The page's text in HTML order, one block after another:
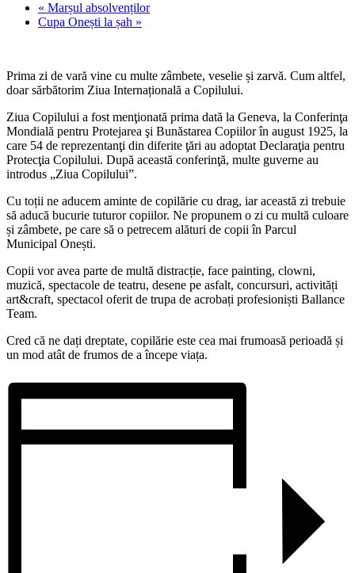
« Marșul absolvenților
Cupa Onești la șah »
Prima zi de vară vine cu multe zâmbete, veselie și zarvă. Cum altfel,
doar sărbătorim Ziua Internațională a Copilului.
Ziua Copilului a fost menţionată prima dată la Geneva, la Conferinţa
Mondială pentru Protejarea şi Bunăstarea Copiilor în august 1925, la
care 54 de reprezentanţi din diferite ţări au adoptat Declaraţia pentru
Protecţia Copilului. După această conferinţă, multe guverne au
introdus „Ziua Copilului”.
Cu toții ne aducem aminte de copilărie cu drag, iar această zi trebuie
să aducă bucurie tuturor copiilor. Ne propunem o zi cu multă culoare
și zâmbete, pe care să o petrecem alături de copii în Parcul
Municipal Onești.
Copii vor avea parte de multă distracție, face painting, clowni,
muzică, spectacole de teatru, desene pe asfalt, concursuri, activități
art&craft, spectacol oferit de trupa de acrobați profesioniști Ballance
Team.
Cred că ne dați dreptate, copilărie este cea mai frumoasă perioadă și
un mod atât de frumos de a începe viața.